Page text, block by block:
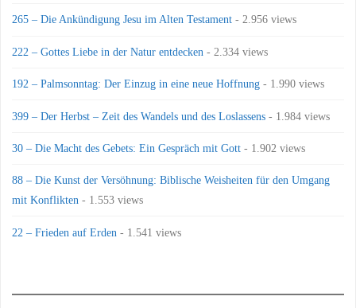
265 – Die Ankündigung Jesu im Alten Testament - 2.956 views
222 – Gottes Liebe in der Natur entdecken - 2.334 views
192 – Palmsonntag: Der Einzug in eine neue Hoffnung - 1.990 views
399 – Der Herbst – Zeit des Wandels und des Loslassens - 1.984 views
30 – Die Macht des Gebets: Ein Gespräch mit Gott - 1.902 views
88 – Die Kunst der Versöhnung: Biblische Weisheiten für den Umgang
mit Konflikten - 1.553 views
22 – Frieden auf Erden - 1.541 views